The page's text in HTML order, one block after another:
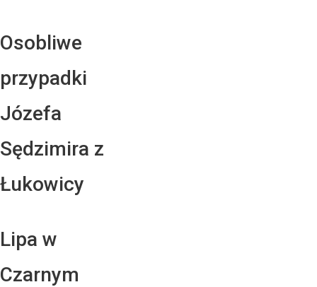
Osobliwe
przypadki
Józefa
Sędzimira z
Łukowicy
Lipa w
Czarnym